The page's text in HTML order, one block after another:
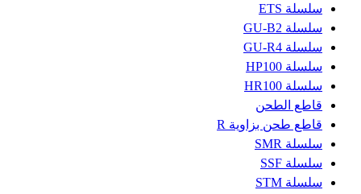
سلسلة ETS
سلسلة GU-B2
سلسلة GU-R4
سلسلة HP100
سلسلة HR100
قاطع الطحن
قاطع طحن بزاوية R
سلسلة SMR
سلسلة SSF
سلسلة STM